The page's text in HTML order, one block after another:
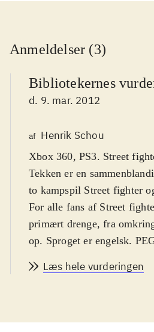
Anmeldelser (3)
Bibliotekernes
d. 9. mar. 2012
af Henrik Schou
Xbox 360, PS3. Street
Tekken er en
to kampspil Street fighter
For alle fans af Street
primært drenge, fra
op. Sproget er engelsk.
to populære og kendte
kan vælge to karakterer at
Læs hele vurderingen